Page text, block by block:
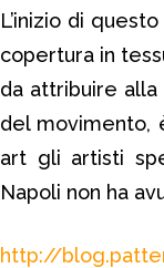
L’inizio di
copertura in
da attribuire alla
del movimento,
art gli artisti
Napoli non ha
http://